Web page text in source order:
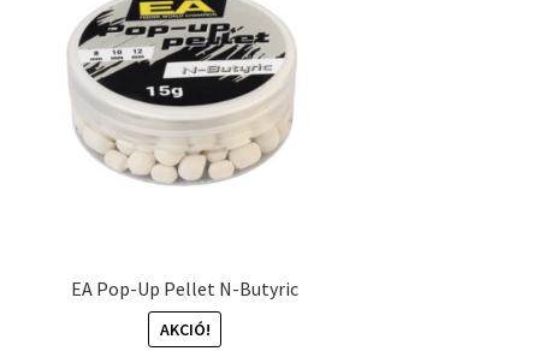
EA Pop-Up Pellet N-Butyric
AKCIÓ!